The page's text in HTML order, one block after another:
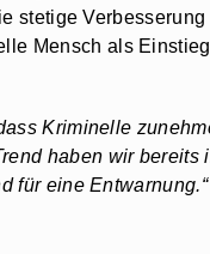
stetige Verbesserung
Mensch als
Kriminelle
haben wir bereits
für eine Entwarnung.“